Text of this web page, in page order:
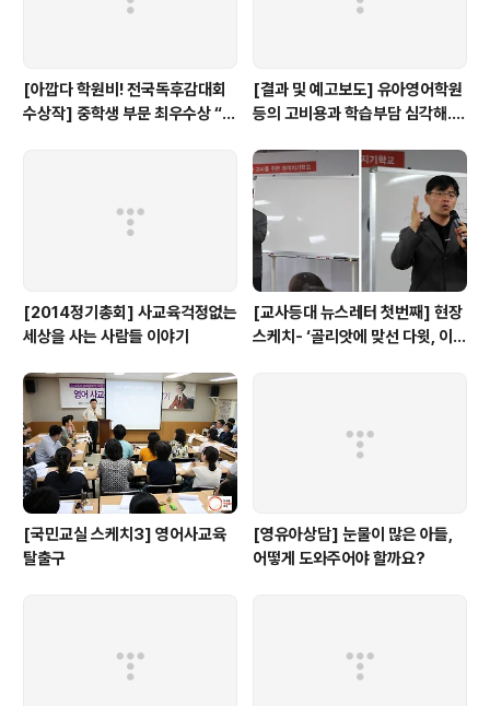
[아깝다 학원비! 전국독후감대회
수상작] 중학생 부문 최우수상 “학
[결과 및 예고보도] 유아영어학원
등의 고비용과 학습부담 심각해..
[2014정기총회] 사교육걱정없는
세상을 사는 사람들 이야기
[교사등대 뉴스레터 첫번째] 현장
스케치- ‘골리앗에 맞선 다윗, 이계
[국민교실 스케치3] 영어사교육
탈출구
[영유아상담] 눈물이 많은 아들,
어떻게 도와주어야 할까요?